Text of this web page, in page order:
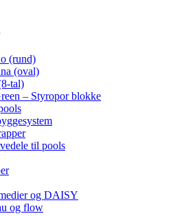
(rund)
(oval)
tal)
– Styropor blokke
til pools
og DAISY
og flow